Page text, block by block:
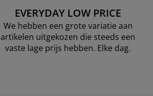
EVERYDAY LOW PRICE
We hebben een grote variatie aan
artikelen uitgekozen die steeds een
vaste lage prijs hebben. Elke dag.